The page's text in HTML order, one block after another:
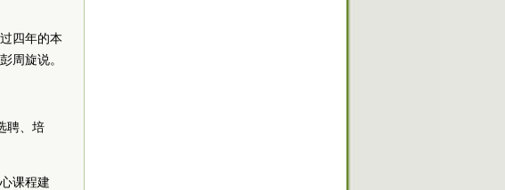
四年的本
周旋说。
聘、培
课程建